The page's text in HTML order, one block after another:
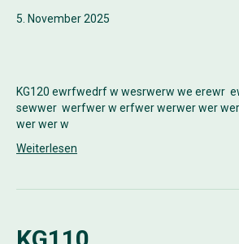
5. November 2025
KG120 ewrfwedrf w wesrwerw we erewr
sewwer werfwer w erfwer werwer wer
wer wer w
Weiterlesen